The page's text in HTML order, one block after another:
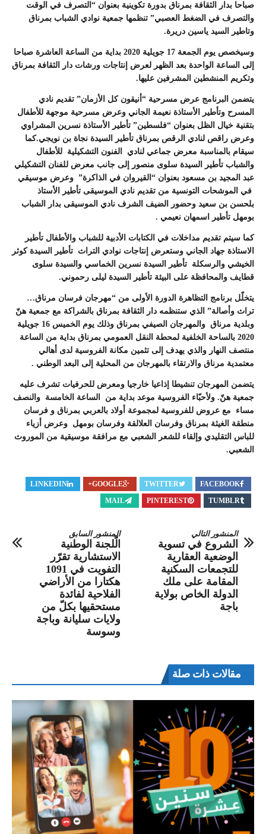
صباحا بدار الثقافة بمرناق بدورة تكوينية بعنوان “التصرف في الوقت
والتصرف في الضغط العصبي” تنظمها جمعية نوادي الشباب بمرناق
وتاطير السيد ياسين دريرة.
وسيخصص يوم الجمعة 17 جويلية 2020 بداية من الساعة العاشرة صباحا
إلى الساعة الواحدة بعد الظهر لعرض إنتاجات ورشات دار الثقافة بمرناق
وتكريم المنشطين المشرفين عليها.
يتضمن البرنامج عرض مسرحية “أنيقون كل الأزمان” تقديم نادي
المسرح وتأطير الأستاذة نعيمة الجاني وعرض مسرحية موجهة للأطفال
بتقنية خيال الظل بعنوان “فلسطين” تأطير الأستاذة نسرين المشراوي
وعرض راقص لنادي الرقص بمرناق تأطير السيدة نجاة بن نويجي.كما
سيقام بالمناسبة معرض جماعي لنادي الفنون التشكيلية للأطفال
والشباب تأطير السيدة سلوى منصور إلى جانب معرض للفنان التشكيلي
عبد المجيد بن مسعود بعنوان “القيروان في الذاكرة” وعرض موسيقي
في الموشحات التونسية من تقديم نادي الموسيقى تأطير الأستاذ
بلحسن بن سعيد وحضور الضيف الشرف نادي الموسيقى بدار الشباب
بومهل تأطير اسمهان نعيمي .
كما سيتم تقديم مداخلات في الكتابات الأدبية للشباب والأطفال تأطير
الاستاذة جهاد الجاني وستعرض إنتاجات نوادي التراث تأطير السيدة كوثر
الخيشي والرسكلة تأطير السيدة نسرين الخماسي والسيدة سلوى
قطايف والمحافظة على البيئة تأطير السيدة ليلى رحموني.
يتخلّل برنامج التظاهرة الدورة الأولى من “مهرجان فرسان مرناق…
تراث وأصالة” الذي ستنظمه دار الثقافة بمرناق بالشراكة مع جمعية هنّ
وبلدية مرناق والمهرجان الصيفي بمرناق وذلك يوم الخميس 16 جويلية
2020 بالساحة الخلفية لمحطة النقل العمومي بمرناق بداية من الساعة
منتصف النهار والذي يهدف إلى تثمين مكانة الفروسية لدى أهالي
معتمدية مرناق والارتقاء بالمهرجان من المحلية إلى البعد الوطني .
يتضمن المهرجان تنشيطا إذاعيا خارجيا ومعرض للحرفيات تشرف عليه
جمعية هنّ. ولأحبّاء الفروسية موعد بداية من الساعة الخامسة والنصف
مساء مع عروض للفروسية لمجموعة أولاد بالعربي بمرناق و فرسان
منطقة الغيثة بمرناق وفرسان العلالقة وفرسان بومهل وعرض أزياء
للباس التقليدي وإلقاء للشعر الشعبي مع مرافقة موسيقية من الموروث
الشعبي.
FACEBOOK
TWITTER
GOOGLE+
LINKEDIN
TUMBLR
PINTEREST
MAIL
المنشور السابق
الّلجنة الوطنية
الاستشارية تقرّر
التفويت في 1091
هكتارا من الأراضي
الفلاحية لفائدة
مستحقيها بكلّ من
ولايات سليانة وباجة
وسوسة
المنشور التالي
الشروع في تسوية
الوضعية العقارية
للتجمعات السكنية
المقامة على ملك
الدولة الخاص بولاية
باجة
مقالات ذات صلة